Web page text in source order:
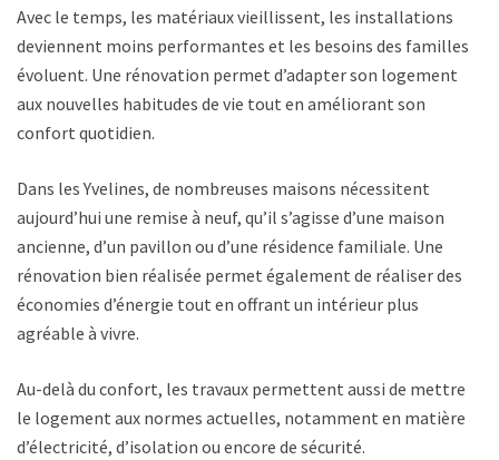
Avec le temps, les matériaux vieillissent, les installations
deviennent moins performantes et les besoins des familles
évoluent. Une rénovation permet d’adapter son logement
aux nouvelles habitudes de vie tout en améliorant son
confort quotidien.
Dans les Yvelines, de nombreuses maisons nécessitent
aujourd’hui une remise à neuf, qu’il s’agisse d’une maison
ancienne, d’un pavillon ou d’une résidence familiale. Une
rénovation bien réalisée permet également de réaliser des
économies d’énergie tout en offrant un intérieur plus
agréable à vivre.
Au-delà du confort, les travaux permettent aussi de mettre
le logement aux normes actuelles, notamment en matière
d’électricité, d’isolation ou encore de sécurité.